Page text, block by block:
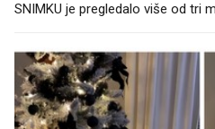
SNIMKU je pregledalo više od tri